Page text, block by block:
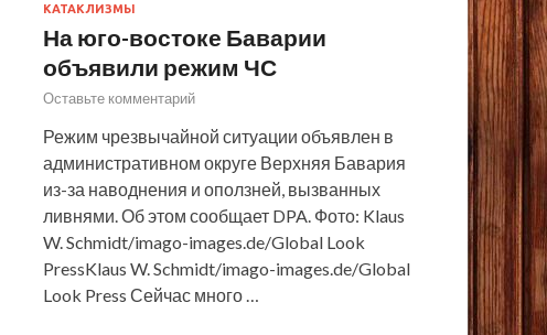
КАТАКЛИЗМЫ
На юго-востоке Баварии
объявили режим ЧС
Оставьте комментарий
Режим чрезвычайной ситуации объявлен в
административном округе Верхняя Бавария
из-за наводнения и оползней, вызванных
ливнями. Об этом сообщает DPA. Фото: Klaus
W. Schmidt/imago-images.de/Global Look
PressKlaus W. Schmidt/imago-images.de/Global
Look Press Сейчас много …